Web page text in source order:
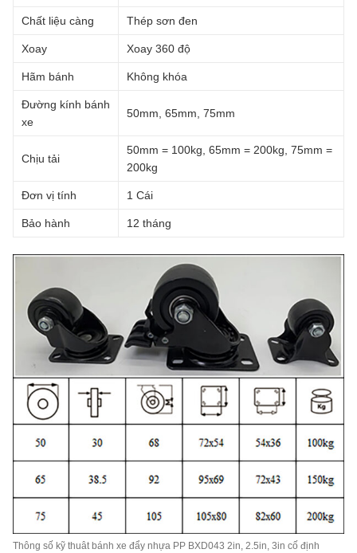
Chất liệu càng Thép sơn đen
Xoay Xoay 360 độ
Hãm bánh Không khóa
Đường kính bánh
xe
50mm, 65mm, 75mm
Chịu tải
50mm = 100kg, 65mm = 200kg, 75mm =
200kg
Đơn vị tính 1 Cái
Bảo hành 12 tháng
Thông số kỹ thuât bánh xe đẩy nhựa PP BXD043 2in, 2.5in, 3in cố định